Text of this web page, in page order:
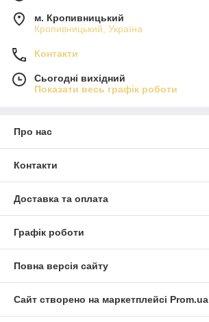
м. Кропивницький
Кропивницький, Україна
Контакти
Сьогодні вихідний
Показати весь графік роботи
Про нас
Контакти
Доставка та оплата
Графік роботи
Повна версія сайту
Сайт створено на маркетплейсі Prom.ua